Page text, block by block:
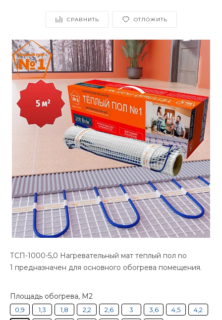
СРАВНИТЬ ОТЛОЖИТЬ
ТСП-1000-5,0 Нагревательный мат теплый пол no
1 предназначен для основного обогрева помещения.
Площадь обогрева, М2
0,9 1,3 1,8 2,2 2,6 3 3,6 4,5
4,2